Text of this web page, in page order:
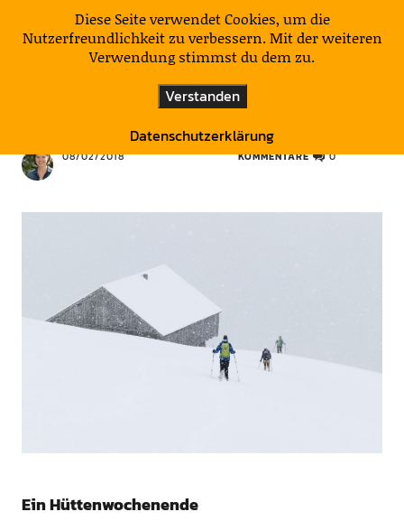
KulturNatur
Bergsonate #5 in D-Dur
08/02/2018 KOMMENTARE 0
Ein Hüttenwochenende
Diese Seite verwendet Cookies, um die
Nutzerfreundlichkeit zu verbessern. Mit der weiteren
Verwendung stimmst du dem zu.
Verstanden
Datenschutzerklärung